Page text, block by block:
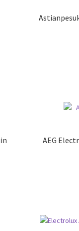
AEG